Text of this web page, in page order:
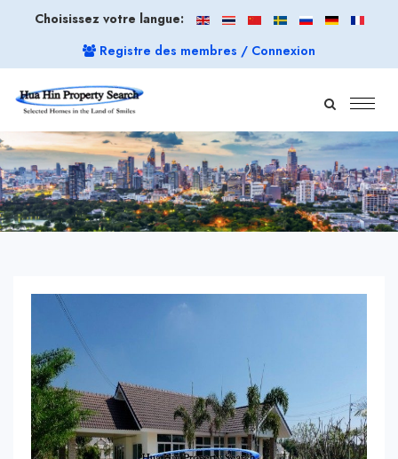
Choisissez votre langue:
Registre des membres / Connexion